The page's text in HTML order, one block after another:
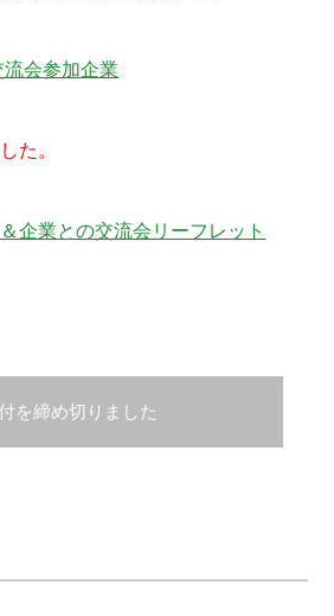
会参加企業
た。
企業との交流会リーフレット
を締め切りました